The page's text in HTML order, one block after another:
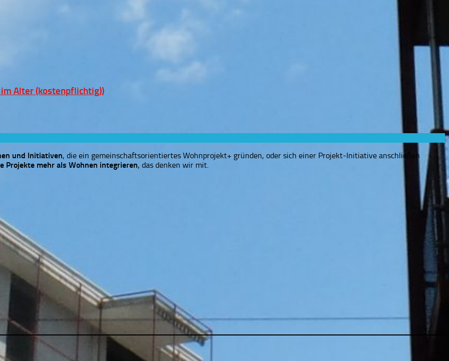
Alter (kostenpflichtig))
und Initiativen, die ein gemeinschaftsorientiertes Wohnprojekt+ gründen, oder sich einer Projekt-Initiative anschließen
Projekte mehr als Wohnen integrieren, das denken wir mit.